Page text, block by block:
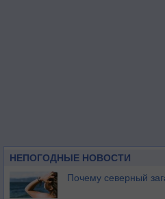
НЕПОГОДНЫЕ НОВОСТИ
Почему северный